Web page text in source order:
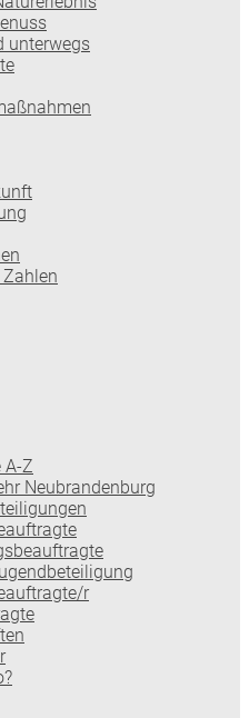
unterwegs
A-Z
Neubrandenburg
r